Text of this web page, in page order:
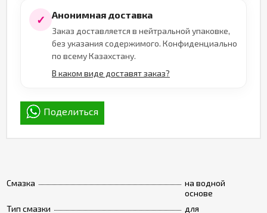
Смазка
на водной
основе
Тип смазки
для
✓ Анонимная доставка
Заказ доставляется в нейтральной упаковке,
без указания содержимого. Конфиденциально
по всему Казахстану.
В каком виде доставят заказ?
Поделиться